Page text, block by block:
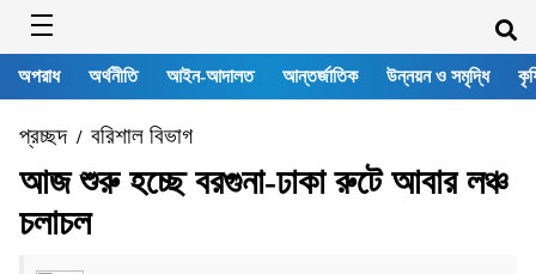
অপরাধ অর্থনীতি আইন-আদালত আন্তর্জাতিক উন্নয়ন ও সমৃদ্ধি
প্রচ্ছদ/ বরিশাল বিভাগ
আজ শুরু হচ্ছে বরগুনা-ঢাকা রুটে আবার লঞ্চ
চলাচল